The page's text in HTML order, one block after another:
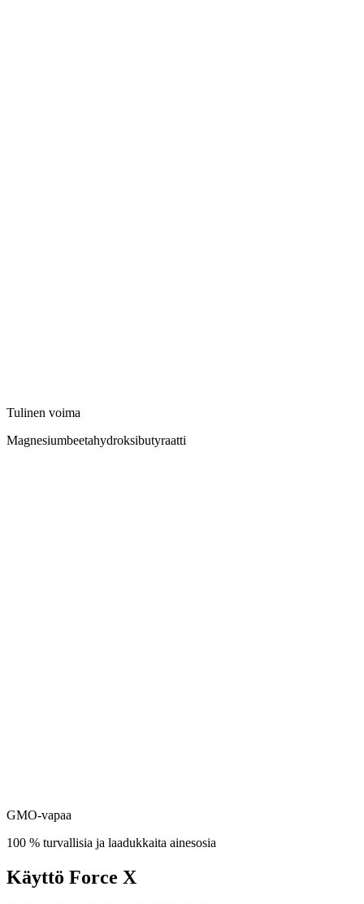
Tulinen voima
Magnesiumbeetahydroksibutyraatti
GMO-vapaa
100 % turvallisia ja laadukkaita ainesosia
Käyttö Force X